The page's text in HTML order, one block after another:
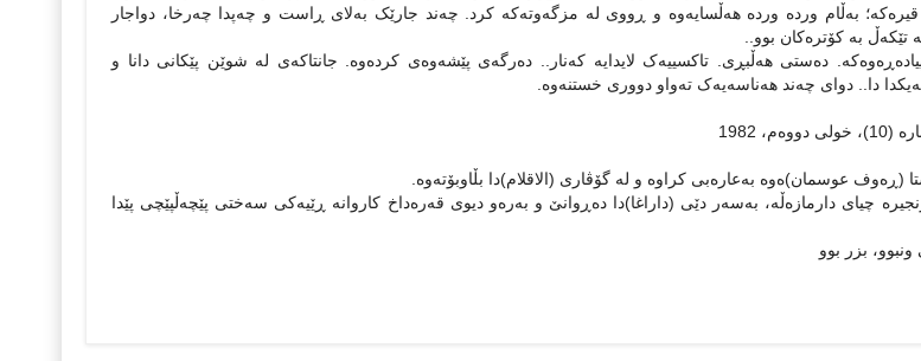
قیره‌که‌؛ به‌ڵام ورده‌ ورده‌ هه‌ڵسایه‌وه‌ و ڕووی له ‌مزگه‌وته‌که‌ کرد. چه‌ند جارێک به‌لای ڕاست و چه‌پدا چه‌رخا، دواجار
به‌ کۆتره‌کان بوو..
ده‌ستی هه‌ڵبڕی. تاکسییه‌ک لایدایه‌ که‌نار.. ده‌رگه‌ی پێشه‌وه‌ی کرده‌وه‌. جانتاکه‌ی له ‌شوێن پێکانی دانا و
دا.. دوای چه‌ند هه‌ناسه‌یه‌ک ته‌واو دووری خستنه‌وه‌.
1982
(ڕه‌وف عوسمان)ه‌وه‌ به‌عاره‌بی کراوه‌ و له‌ گۆڤاری (الاقلام)دا بڵاوبۆته‌وه‌.
چیای دارمازه‌ڵه‌، به‌سه‌ر دێی (داراغا)دا ده‌ڕوانێ و به‌ره‌و دیوی قه‌ره‌داخ کاروانه‌ ڕێیه‌کی سه‌ختی پێچه‌ڵپێچی پێدا
بزر بوو